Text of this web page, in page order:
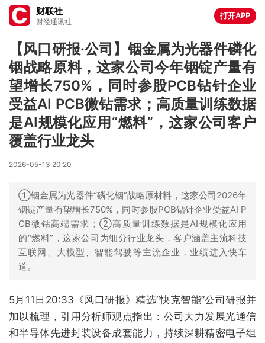
财联社
财经通讯社
打开APP
【风口研报·公司】铟金属为光器件磷化
铟战略原料，这家公司今年铟锭产量有
望增长750%，同时参股PCB钻针企业
受益AI PCB微钻需求；高质量训练数据
是AI规模化应用“燃料”，这家公司客户
覆盖行业龙头
2026-05-13 20:20
①铟金属为光器件“磷化铟”战略原材料，这家公司2026年
铟锭产量有望增长750%，同时参股PCB钻针企业受益AI P
CB微钻高端需求；②高质量训练数据是AI规模化应用
的“燃料”，这家公司为细分行业龙头，客户涵盖主流科技
互联网、大模型、智能驾驶等主流企业，业绩进入快车
道。
5月11日20:33《风口研报》精选“快克智能”公司研报并
加以梳理，引用分析师观点指出：公司大力发展光通信
和半导体先进封装设备成套能力，持续深耕精密电子组